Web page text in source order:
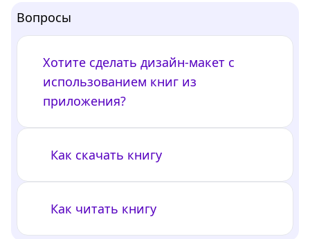
Вопросы
Хотите сделать дизайн-макет с
использованием книг из
приложения?
Как скачать книгу
Как читать книгу